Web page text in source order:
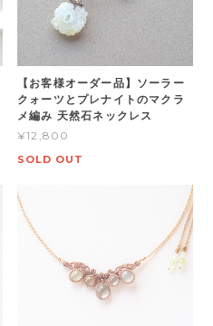
【お客様オーダー品】ソーラー
クォーツとプレナイトのマクラ
メ編み 天然石ネックレス
¥12,800
SOLD OUT